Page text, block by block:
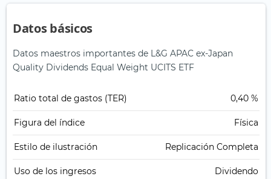
Datos básicos
Datos maestros importantes de L&G APAC ex-Japan
Quality Dividends Equal Weight UCITS ETF
Ratio total de gastos (TER) 0,40 %
Figura del índice Física
Estilo de ilustración Replicación Completa
Uso de los ingresos Dividendo